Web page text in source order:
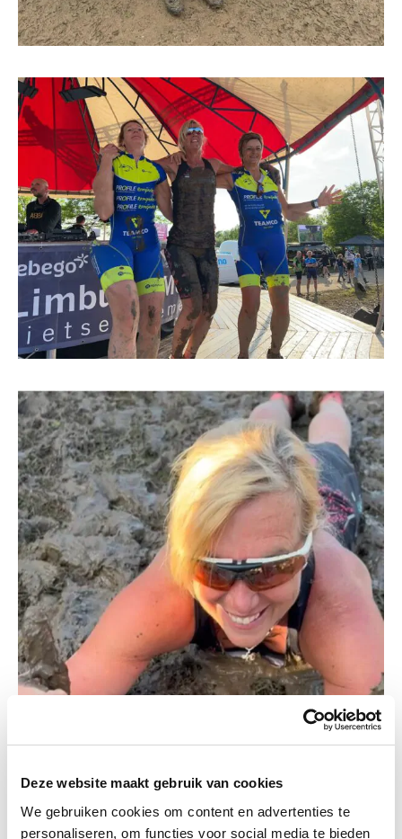
Deze website maakt gebruik van cookies
We gebruiken cookies om content en advertenties te
personaliseren, om functies voor social media te bieden